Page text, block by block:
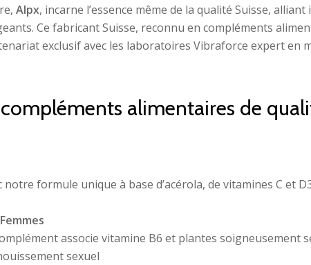
Alpx, incarne l’essence même de la qualité Suisse,
Ce fabricant Suisse, reconnu en compléments
exclusif avec les laboratoires Vibraforce expert
alimentaires de
formule unique à base d’acérola, de vitamines C et
associe vitamine B6 et plantes soigneusement
sexuel